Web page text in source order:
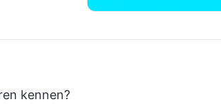
kennen?